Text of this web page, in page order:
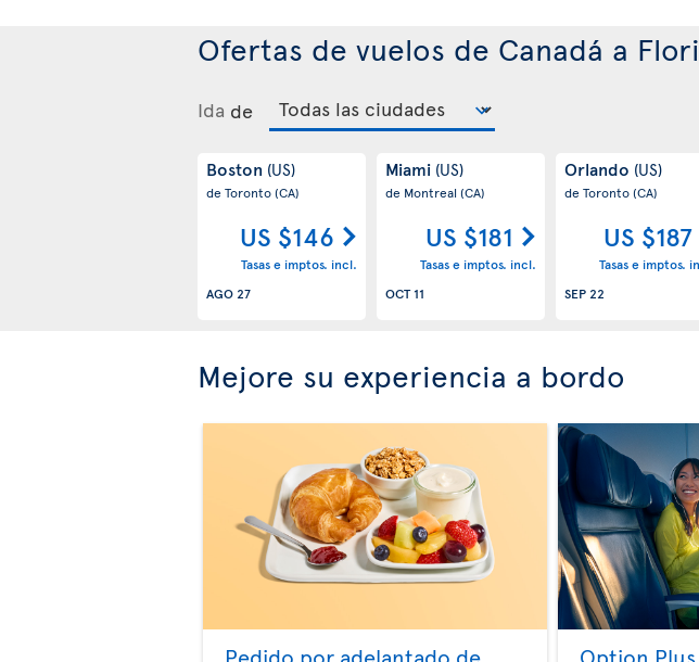
Ofertas de vuelos de Canadá a
Ida de
Boston (US)
de Toronto(CA)
US $146
Tasas e imptos. incl.
AGO 27
Miami (US)
de Montreal(CA)
US $181
Tasas e imptos. incl.
OCT 11
Orlando (US)
de Toronto(CA)
US $187
Tasas e imptos.
SEP 22
Mejore su experiencia a bordo